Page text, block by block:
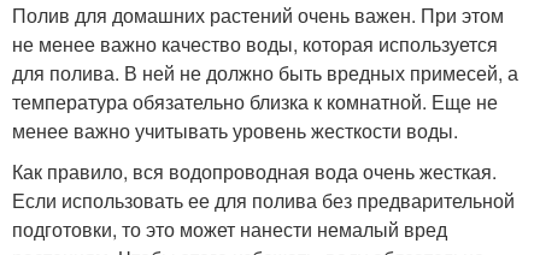
Полив для домашних растений очень важен. При этом
не менее важно качество воды, которая используется
для полива. В ней не должно быть вредных примесей, а
температура обязательно близка к комнатной. Еще не
менее важно учитывать уровень жесткости воды.
Как правило, вся водопроводная вода очень жесткая.
Если использовать ее для полива без предварительной
подготовки, то это может нанести немалый вред